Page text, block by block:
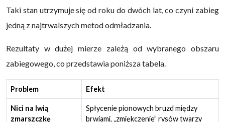
Taki stan utrzymuje się od roku do dwóch lat, co czyni zabieg
jedną z najtrwalszych metod odmładzania.
Rezultaty w dużej mierze zależą od wybranego obszaru
zabiegowego, co przedstawia poniższa tabela.
Problem Efekt
Nici na lwią
zmarszczkę
Spłycenie pionowych bruzd między
brwiami, „zmiękczenie” rysów twarzy